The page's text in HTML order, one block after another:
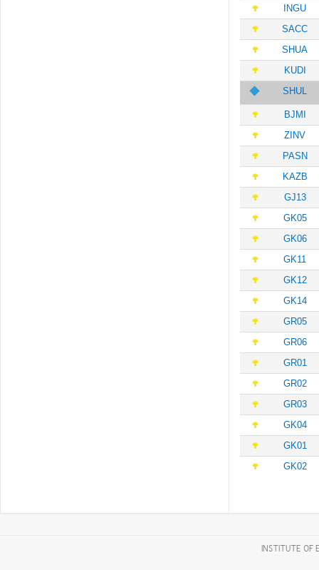
INGU
SACC
SHUA
KUDI
SHUL
BJMI
ZINV
PASN
KAZB
GJ13
GK05
GK06
GK11
GK12
GK14
GR05
GR06
GR01
GR02
GR03
GK04
GK01
GK02
INSTITUTE OF